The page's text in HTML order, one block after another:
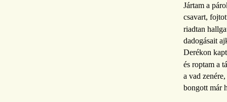
Jártam a
csavart,
riadtan
dadogásait
Derékon
és roptam a
a vad
bongott már